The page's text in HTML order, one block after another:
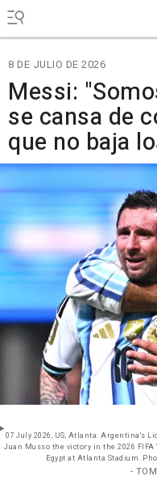
8 DE JULIO DE 2026
Messi:
se cansa de
que no baja
07 July 2026, US, Atlanta: Argentina's
Juan Musso the victory in the 2026
Egypt at Atlanta Stadium.
-